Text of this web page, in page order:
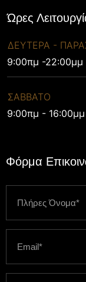
Ώρες
ΔΕΥΤΕΡΑ -
9:00πμ -22:00μμ
ΣΑΒΒΑΤΟ
9:00πμ - 16:00μμ
Φόρμα